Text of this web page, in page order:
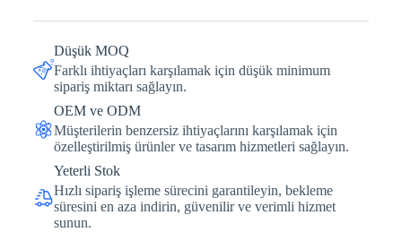
Düşük MOQ
Farklı ihtiyaçları karşılamak için düşük minimum
sipariş miktarı sağlayın.
OEM ve ODM
Müşterilerin benzersiz ihtiyaçlarını karşılamak için
özelleştirilmiş ürünler ve tasarım hizmetleri sağlayın.
Yeterli Stok
Hızlı sipariş işleme sürecini garantileyin, bekleme
süresini en aza indirin, güvenilir ve verimli hizmet
sunun.